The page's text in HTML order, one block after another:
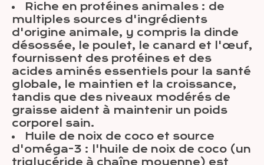
Riche en protéines animales : de
multiples sources d'ingrédients
d'origine animale, y compris la dinde
désossée, le poulet, le canard et l'œuf,
fournissent des protéines et des
acides aminés essentiels pour la santé
globale, le maintien et la croissance,
tandis que des niveaux modérés de
graisse aident à maintenir un poids
corporel sain.
Huile de noix de coco et source
d'oméga-3 : l'huile de noix de coco (un
triglycéride à chaîne moyenne) est